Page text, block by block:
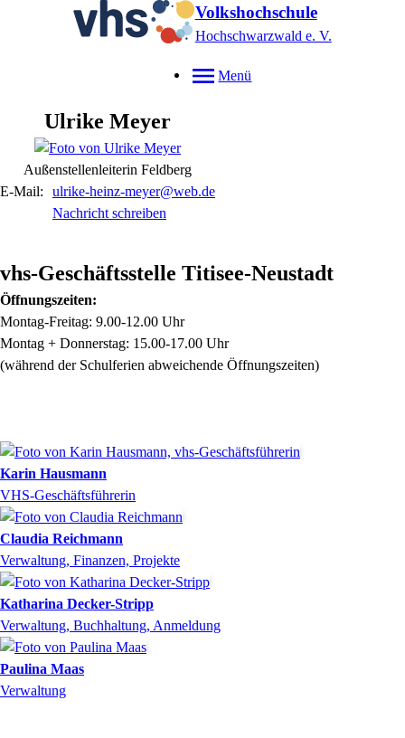
Volkshochschule
Hochschwarzwald e. V.
Menü
Ulrike Meyer
Außenstellenleiterin Feldberg
E-Mail:
ulrike-heinz-meyer@web.de
Nachricht schreiben
vhs-Geschäftsstelle Titisee-Neustadt
Öffnungszeiten:
Montag-Freitag: 9.00-12.00 Uhr
Montag + Donnerstag: 15.00-17.00 Uhr
(während der Schulferien abweichende Öffnungszeiten)
Karin Hausmann
VHS-Geschäftsführerin
Claudia Reichmann
Verwaltung, Finanzen, Projekte
Katharina Decker-Stripp
Verwaltung, Buchhaltung, Anmeldung
Paulina Maas
Verwaltung